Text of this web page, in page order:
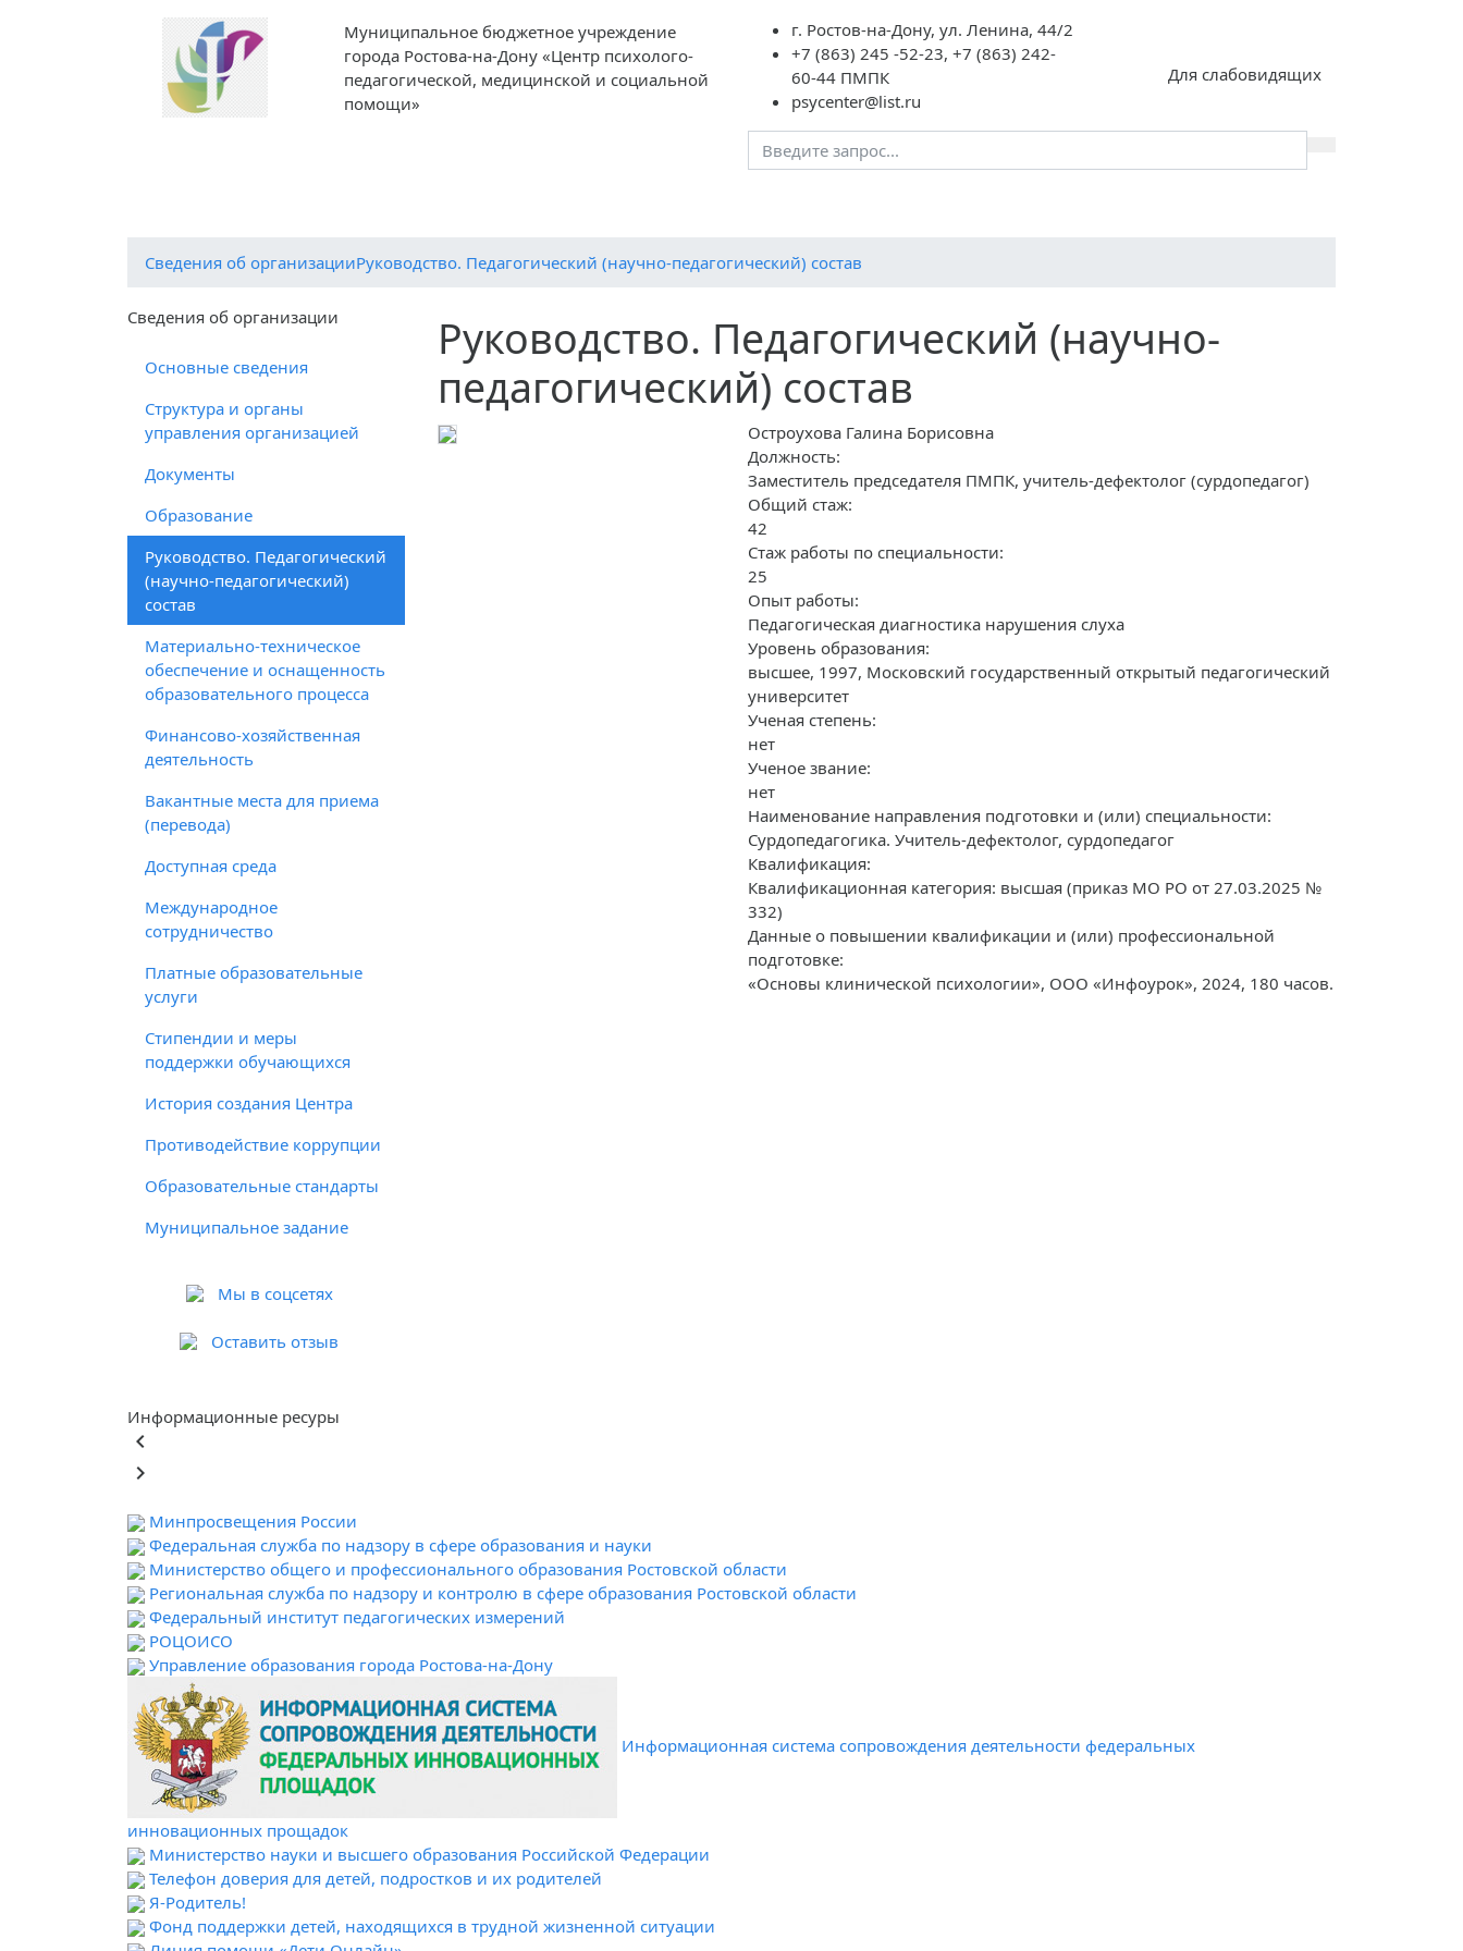
Муниципальное бюджетное учреждение
города Ростова-на-Дону «Центр психолого-
педагогической, медицинской и социальной
помощи»
г. Ростов-на-Дону, ул. Ленина, 44/2
+7 (863) 245 -52-23, +7 (863) 242-
60-44 ПМПК
psycenter@list.ru
Для слабовидящих
Cведения об организацииРуководство. Педагогический (научно-педагогический) состав
Cведения об организации
Основные сведения
Структура и органы
управления организацией
Документы
Образование
Руководство. Педагогический
(научно-педагогический)
состав
Материально-техническое
обеспечение и оснащенность
образовательного процесса
Финансово-хозяйственная
деятельность
Вакантные места для приема
(перевода)
Доступная среда
Международное
сотрудничество
Платные образовательные
услуги
Стипендии и меры
поддержки обучающихся
История создания Центра
Противодействие коррупции
Образовательные стандарты
Муниципальное задание
Мы в соцсетях
Оставить отзыв
Руководство. Педагогический (научно-
педагогический) состав
Остроухова Галина Борисовна
Должность:
Заместитель председателя ПМПК, учитель-дефектолог (сурдопедагог)
Общий стаж:
42
Стаж работы по специальности:
25
Опыт работы:
Педагогическая диагностика нарушения слуха
Уровень образования:
высшее, 1997, Московский государственный открытый педагогический
университет
Ученая степень:
нет
Ученое звание:
нет
Наименование направления подготовки и (или) специальности:
Сурдопедагогика. Учитель-дефектолог, сурдопедагог
Квалификация:
Квалификационная категория: высшая (приказ МО РО от 27.03.2025 №
332)
Данные о повышении квалификации и (или) профессиональной
подготовке:
«Основы клинической психологии», ООО «Инфоурок», 2024, 180 часов.
Информационные ресуры
keyboard_arrow_left
keyboard_arrow_right
Минпросвещения России
Федеральная служба по надзору в сфере образования и науки
Министерство общего и профессионального образования Ростовской области
Региональная служба по надзору и контролю в сфере образования Ростовской области
Федеральный институт педагогических измерений
РОЦОИСО
Управление образования города Ростова-на-Дону
Информационная система сопровождения деятельности федеральных
инновационных прощадок
Министерство науки и высшего образования Российской Федерации
Телефон доверия для детей, подростков и их родителей
Я-Родитель!
Фонд поддержки детей, находящихся в трудной жизненной ситуации